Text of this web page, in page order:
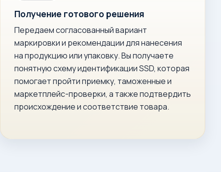
Получение готового решения
Передаем согласованный вариант
маркировки и рекомендации для нанесения
на продукцию или упаковку. Вы получаете
понятную схему идентификации SSD, которая
помогает пройти приемку, таможенные и
маркетплейс-проверки, а также подтвердить
происхождение и соответствие товара.